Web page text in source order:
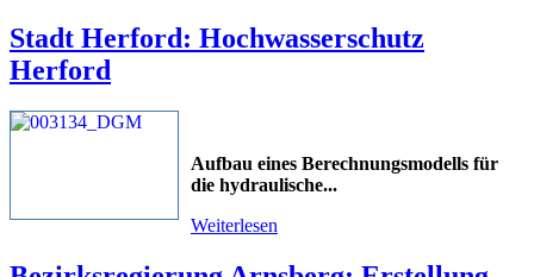
Stadt Herford: Hochwasserschutz
Herford
Aufbau eines Berechnungsmodells für
die hydraulische...
Weiterlesen